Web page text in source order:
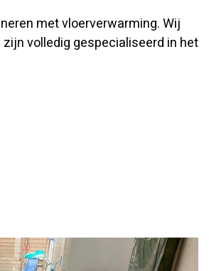
met vloerverwarming. Wij
volledig gespecialiseerd in het